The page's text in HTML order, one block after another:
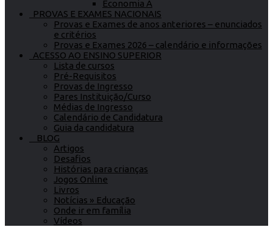
Economia A
PROVAS E EXAMES NACIONAIS
Provas e Exames de anos anteriores – enunciados
e critérios
Provas e Exames 2026 – calendário e informações
ACESSO AO ENSINO SUPERIOR
Lista de cursos
Pré-Requisitos
Provas de Ingresso
Pares Instituição/Curso
Médias de Ingresso
Calendário de Candidatura
Guia da candidatura
BLOG
Artigos
Desafios
Histórias para crianças
Jogos Online
Livros
Notícias » Educação
Onde ir em família
Vídeos